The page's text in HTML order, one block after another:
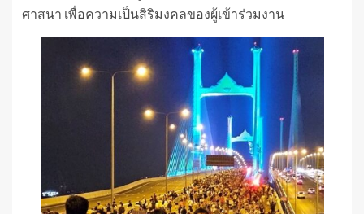
ศาสนา เพื่อความเป็นสิริมงคลของผู้เข้าร่วมงาน